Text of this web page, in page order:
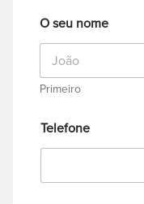
O seu nome
Primeiro
Telefone